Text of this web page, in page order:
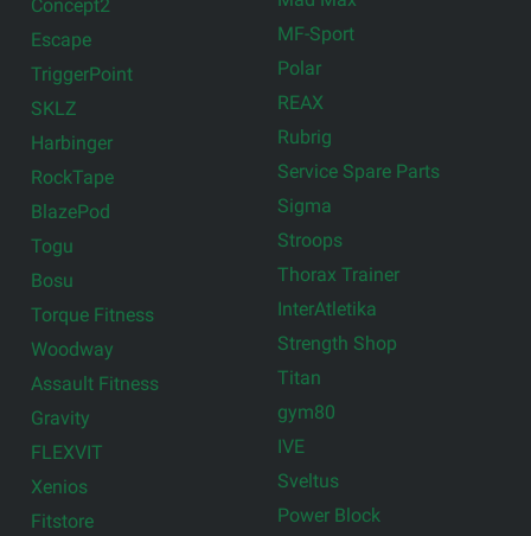
Concept2
Escape
TriggerPoint
SKLZ
Harbinger
RockTape
BlazePod
Togu
Bosu
Torque Fitness
Woodway
Assault Fitness
Gravity
FLEXVIT
Xenios
Fitstore
MF-Sport
Polar
REAX
Rubrig
Service Spare Parts
Sigma
Stroops
Thorax Trainer
InterAtletika
Strength Shop
Titan
gym80
IVE
Sveltus
Power Block